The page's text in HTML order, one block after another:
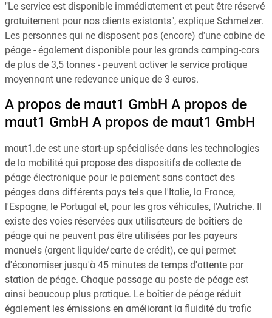
"Le service est disponible immédiatement et peut être réservé
gratuitement pour nos clients existants", explique Schmelzer.
Les personnes qui ne disposent pas (encore) d'une cabine de
péage - également disponible pour les grands camping-cars
de plus de 3,5 tonnes - peuvent activer le service pratique
moyennant une redevance unique de 3 euros.
A propos de maut1 GmbH A propos de
maut1 GmbH A propos de maut1 GmbH
maut1.de est une start-up spécialisée dans les technologies
de la mobilité qui propose des dispositifs de collecte de
péage électronique pour le paiement sans contact des
péages dans différents pays tels que l'Italie, la France,
l'Espagne, le Portugal et, pour les gros véhicules, l'Autriche. Il
existe des voies réservées aux utilisateurs de boîtiers de
péage qui ne peuvent pas être utilisées par les payeurs
manuels (argent liquide/carte de crédit), ce qui permet
d'économiser jusqu'à 45 minutes de temps d'attente par
station de péage. Chaque passage au poste de péage est
ainsi beaucoup plus pratique. Le boîtier de péage réduit
également les émissions en améliorant la fluidité du trafic